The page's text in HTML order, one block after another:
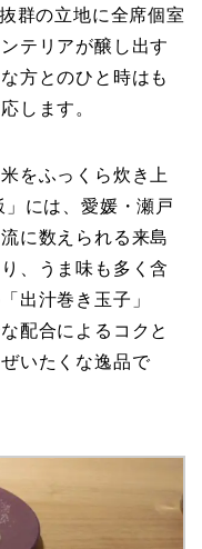
群の立地に全席個室
テリアが醸し出す
方とのひと時はも
します。
をふっくら炊き上
には、愛媛・瀬戸
に数えられる来島
、うま味も多く含
出汁巻き玉子」
配合によるコクと
いたくな逸品で